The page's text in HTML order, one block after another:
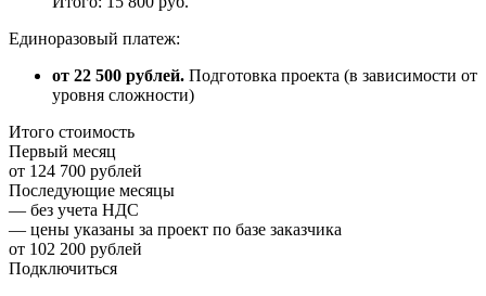
Единоразовый платеж:
от 22 500 рублей. Подготовка проекта (в зависимости от
уровня сложности)
Итого стоимость
Первый месяц
от 124 700 рублей
Последующие месяцы
— без учета НДС
— цены указаны за проект по базе заказчика
от 102 200 рублей
Подключиться